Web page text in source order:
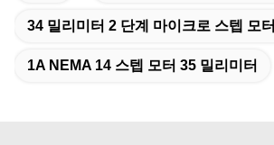
34 밀리미터 2 단계 마이크로 스텝 모터
1A NEMA 14 스텝 모터 35 밀리미터